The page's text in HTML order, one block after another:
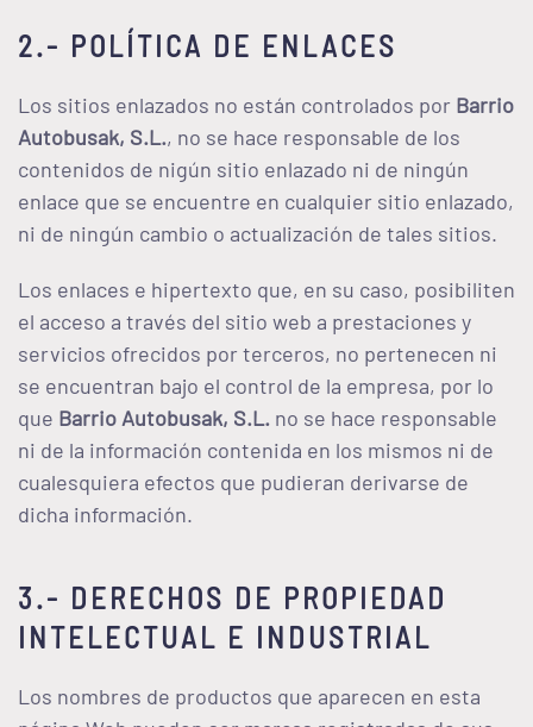
2.- POLÍTICA DE ENLACES
Los sitios enlazados no están controlados por Barrio
Autobusak, S.L., no se hace responsable de los
contenidos de nigún sitio enlazado ni de ningún
enlace que se encuentre en cualquier sitio enlazado,
ni de ningún cambio o actualización de tales sitios.
Los enlaces e hipertexto que, en su caso, posibiliten
el acceso a través del sitio web a prestaciones y
servicios ofrecidos por terceros, no pertenecen ni
se encuentran bajo el control de la empresa, por lo
que Barrio Autobusak, S.L. no se hace responsable
ni de la información contenida en los mismos ni de
cualesquiera efectos que pudieran derivarse de
dicha información.
3.- DERECHOS DE PROPIEDAD
INTELECTUAL E INDUSTRIAL
Los nombres de productos que aparecen en esta